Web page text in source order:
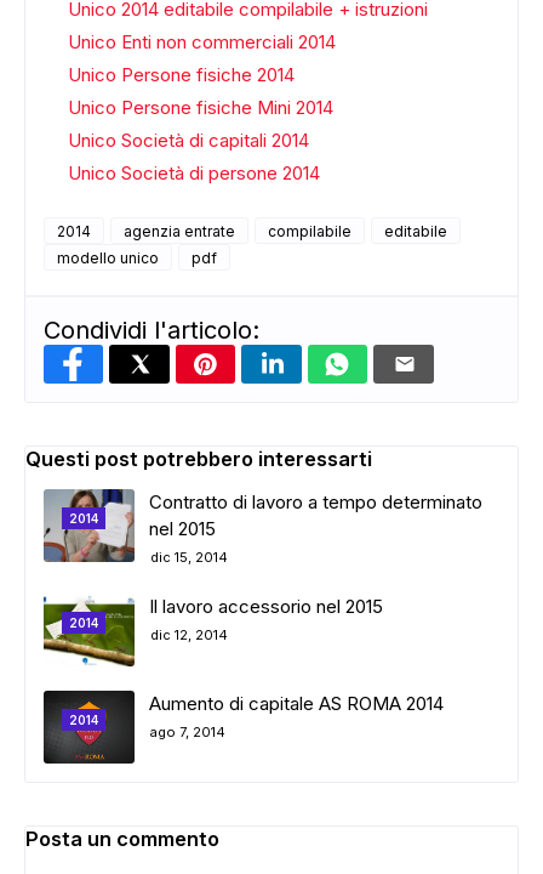
Unico 2014 editabile compilabile + istruzioni
Unico Enti non commerciali 2014
Unico Persone fisiche 2014
Unico Persone fisiche Mini 2014
Unico Società di capitali 2014
Unico Società di persone 2014
2014 agenzia entrate compilabile
editabile
modello unico
pdf
Condividi l'articolo:
Questi post potrebbero interessarti
2014
Contratto di lavoro a tempo determinato
nel 2015
dic 15, 2014
2014
Il lavoro accessorio nel 2015
dic 12, 2014
2014
Aumento di capitale AS ROMA 2014
ago 7, 2014
Posta un commento